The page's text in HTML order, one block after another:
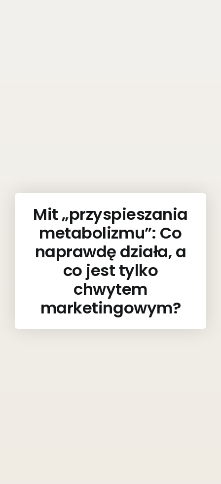
Mit „przyspieszania
metabolizmu”: Co
naprawdę działa, a
co jest tylko
chwytem
marketingowym?